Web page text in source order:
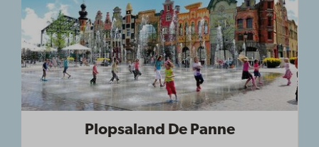
Plopsaland De Panne